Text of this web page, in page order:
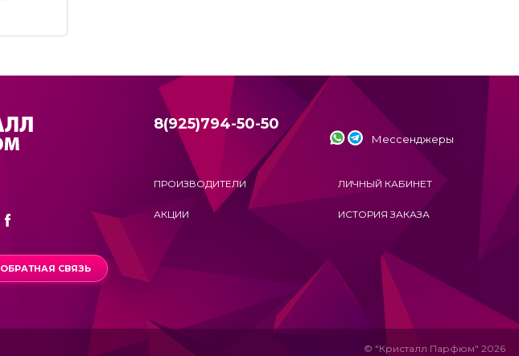
ОБРАТНАЯ СВЯЗЬ
8(925)794-50-50
Мессенджеры
ПРОИЗВОДИТЕЛИ
АКЦИИ
ЛИЧНЫЙ КАБИНЕТ
ИСТОРИЯ ЗАКАЗА
© "Кристалл Парфюм" 2026